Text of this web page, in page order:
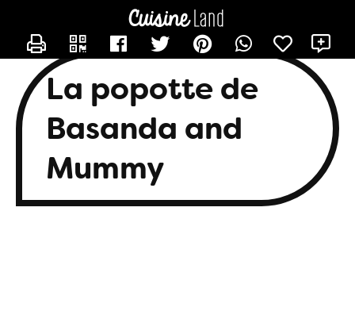
La popotte de
Basanda and
Mummy
CONTACTER BASANDA